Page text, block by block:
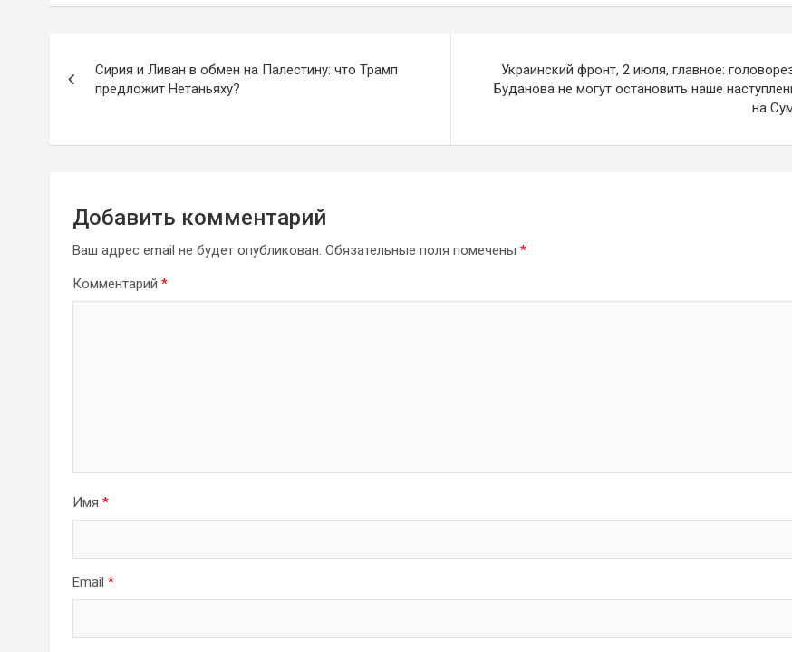
по
Сирия и Ливан в обмен на Палестину: что Трамп
предложит Нетаньяху?
Украинский фронт, 2 июля, главное:
Буданова не могут остановить наше
на
Добавить комментарий
Ваш адрес email не будет опубликован. Обязательные поля помечены *
Комментарий *
Имя *
Email *